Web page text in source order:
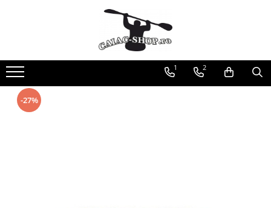
Caiace
Caiace tandem
Caiace de ape repezi (whitewater)
Caiace de tură și de mare
1 2
-27%